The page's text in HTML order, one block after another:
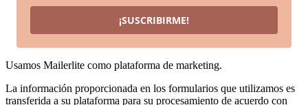
¡SUSCRIBIRME!
Usamos Mailerlite como plataforma de marketing.
La información proporcionada en los formularios que utilizamos es
transferida a su plataforma para su procesamiento de acuerdo con